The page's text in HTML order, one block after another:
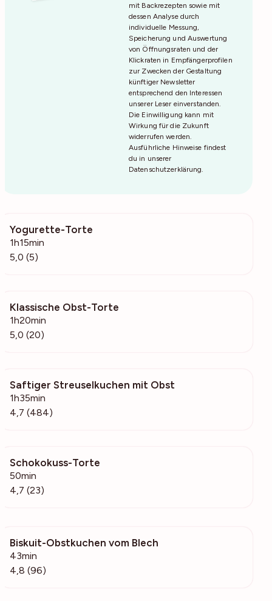
mit Backrezepten sowie mit
dessen Analyse durch
individuelle Messung,
Speicherung und Auswertung
von Öffnungsraten und der
Klickraten in Empfängerprofilen
zur Zwecken der Gestaltung
künftiger Newsletter
entsprechend den Interessen
unserer Leser einverstanden.
Die Einwilligung kann mit
Wirkung für die Zukunft
widerrufen werden.
Ausführliche Hinweise findest
du in unserer
Datenschutzerklärung.
Yogurette-Torte
1h15min
5,0 (5)
Klassische Obst-Torte
1h20min
5,0 (20)
Saftiger Streuselkuchen mit Obst
1h35min
4,7 (484)
Schokokuss-Torte
50min
4,7 (23)
Biskuit-Obstkuchen vom Blech
43min
4,8 (96)